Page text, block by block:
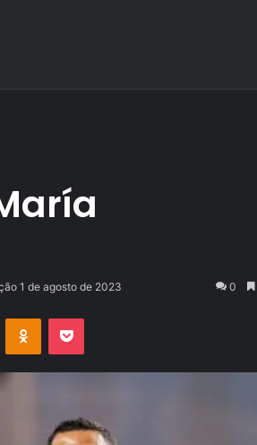
1 de agosto de 2023 0
OK Pocket